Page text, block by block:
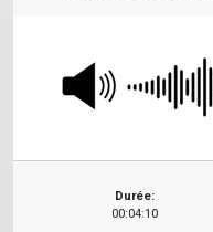
Durée:
00:04:10